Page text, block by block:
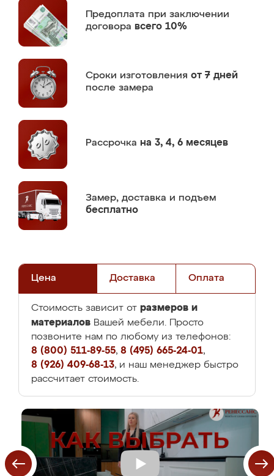
Предоплата при заключении
договора всего 10%
Сроки изготовления от 7 дней
после замера
Рассрочка на 3, 4, 6 месяцев
Замер, доставка и подъем
бесплатно
Цена Доставка Оплата
Стоимость зависит от размеров и
материалов Вашей мебели. Просто
позвоните нам по любому из телефонов:
8 (800) 511-89-55, 8 (495) 665-24-01,
8 (926) 409-68-13, и наш менеджер быстро
рассчитает стоимость.